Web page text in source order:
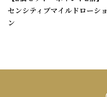
センシティブマイルドローショ
ン